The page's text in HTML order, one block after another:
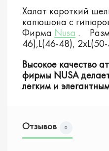
Халат короткий
капюшона c
Фирма Nusa .
46),L(46-48),
Высокое качество
фирмы NUSA
легким и
Отзывов 0